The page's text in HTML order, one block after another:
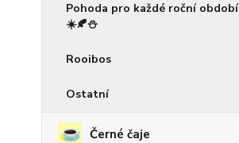
Pohoda pro každé roční období
☀️🍂⛄
Rooibos
Ostatní
Černé čaje